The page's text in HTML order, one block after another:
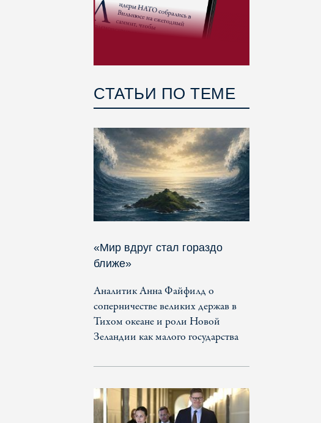
СТАТЬИ ПО ТЕМЕ
«Мир вдруг стал гораздо
ближе»
Аналитик Анна Файфилд о
соперничестве великих держав в
Тихом океане и роли Новой
Зеландии как малого государства